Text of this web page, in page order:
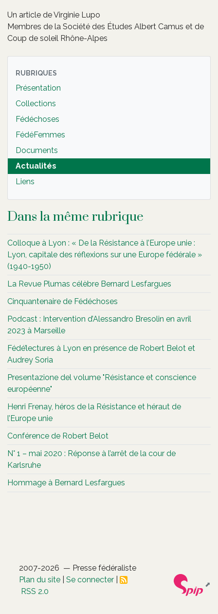
Un article de Virginie Lupo
Membres de la Société des Études Albert Camus et de
Coup de soleil Rhône-Alpes
RUBRIQUES
Présentation
Collections
Fédéchoses
FédéFemmes
Documents
Actualités
Liens
Dans la même rubrique
Colloque à Lyon : « De la Résistance à l’Europe unie :
Lyon, capitale des réflexions sur une Europe fédérale »
(1940-1950)
La Revue Plumas célèbre Bernard Lesfargues
Cinquantenaire de Fédéchoses
Podcast : Intervention d’Alessandro Bresolin en avril
2023 à Marseille
Fédé’lectures à Lyon en présence de Robert Belot et
Audrey Soria
Presentazione del volume "Résistance et conscience
européenne"
Henri Frenay, héros de la Résistance et héraut de
l’Europe unie
Conférence de Robert Belot
N° 1 – mai 2020 : Réponse à l’arrêt de la cour de
Karlsruhe
Hommage à Bernard Lesfargues
2007-2026 — Presse fédéraliste
Plan du site
Se connecter
RSS 2.0